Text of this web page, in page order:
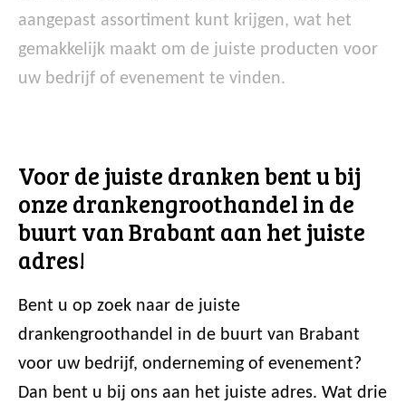
aangepast assortiment kunt krijgen, wat het
gemakkelijk maakt om de juiste producten voor
uw bedrijf of evenement te vinden.
Voor de juiste dranken bent u bij
onze drankengroothandel in de
buurt van Brabant aan het juiste
adres!
Bent u op zoek naar de juiste
drankengroothandel in de buurt van Brabant
voor uw bedrijf, onderneming of evenement?
Dan bent u bij ons aan het juiste adres. Wat drie